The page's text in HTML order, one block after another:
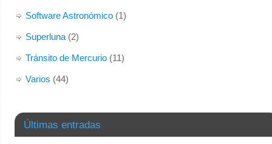
Software Astronómico(1)
Superluna(2)
Tránsito de Mercurio(11)
Varios (44)
Últimas entradas